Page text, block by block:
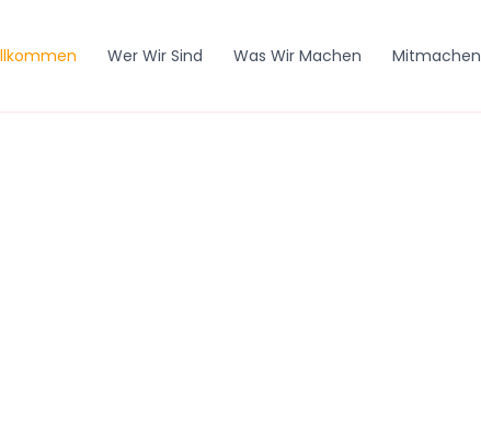
Wer Wir Sind Was Wir Machen Mitmachen